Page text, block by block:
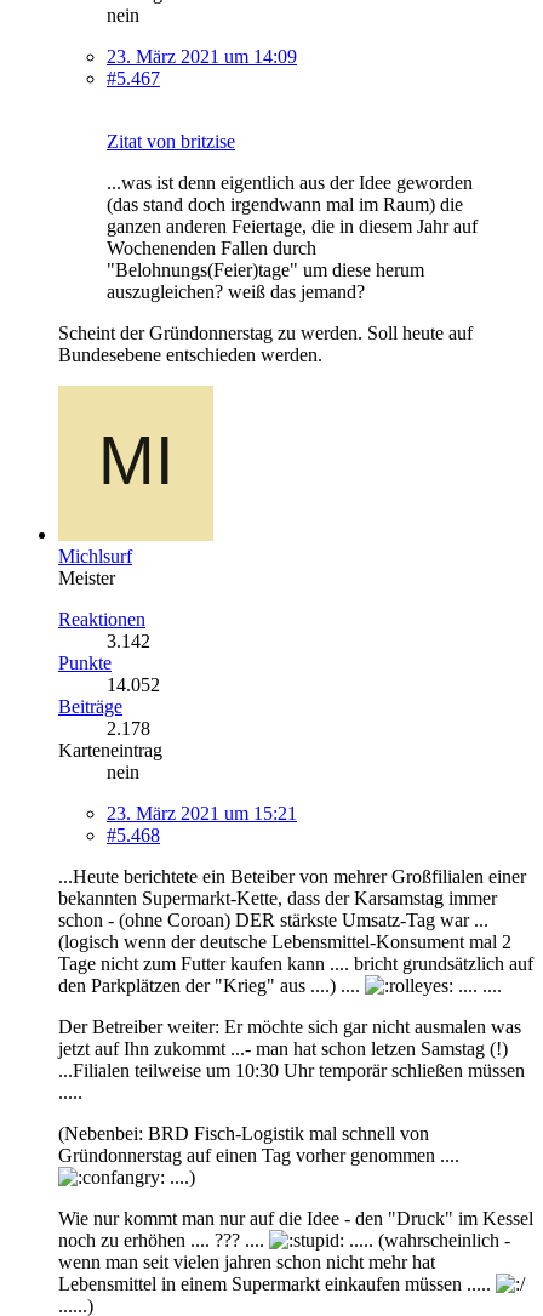
nein
23. März 2021 um 14:09
#5.467
Zitat von britzise
...was ist denn eigentlich aus der Idee geworden
(das stand doch irgendwann mal im Raum) die
ganzen anderen Feiertage, die in diesem Jahr auf
Wochenenden Fallen durch
"Belohnungs(Feier)tage" um diese herum
auszugleichen? weiß das jemand?
Scheint der Gründonnerstag zu werden. Soll heute auf
Bundesebene entschieden werden.
Michlsurf
Meister
Reaktionen
3.142
Punkte
14.052
Beiträge
2.178
Karteneintrag
nein
23. März 2021 um 15:21
#5.468
...Heute berichtete ein Beteiber von mehrer Großfilialen einer
bekannten Supermarkt-Kette, dass der Karsamstag immer
schon - (ohne Coroan) DER stärkste Umsatz-Tag war ...
(logisch wenn der deutsche Lebensmittel-Konsument mal 2
Tage nicht zum Futter kaufen kann .... bricht grundsätzlich auf
den Parkplätzen der "Krieg" aus ....) ....
.... ....
Der Betreiber weiter: Er möchte sich gar nicht ausmalen was
jetzt auf Ihn zukommt ...- man hat schon letzen Samstag (!)
...Filialen teilweise um 10:30 Uhr temporär schließen müssen
.....
(Nebenbei: BRD Fisch-Logistik mal schnell von
Gründonnerstag auf einen Tag vorher genommen ....
....)
Wie nur kommt man nur auf die Idee - den "Druck" im Kessel
noch zu erhöhen .... ??? ....
..... (wahrscheinlich -
wenn man seit vielen jahren schon nicht mehr hat
Lebensmittel in einem Supermarkt einkaufen müssen .....
......)